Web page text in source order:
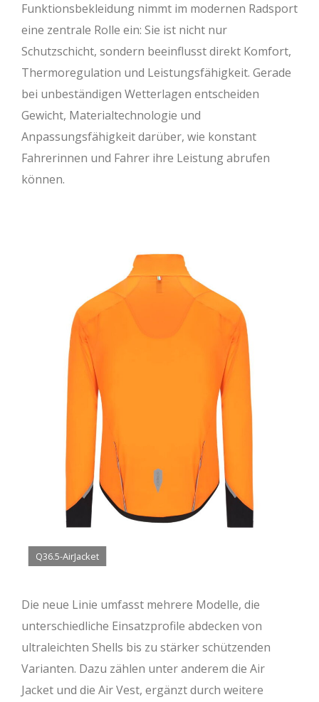
Funktionsbekleidung nimmt im modernen Radsport
eine zentrale Rolle ein: Sie ist nicht nur
Schutzschicht, sondern beeinflusst direkt Komfort,
Thermoregulation und Leistungsfähigkeit. Gerade
bei unbeständigen Wetterlagen entscheiden
Gewicht, Materialtechnologie und
Anpassungsfähigkeit darüber, wie konstant
Fahrerinnen und Fahrer ihre Leistung abrufen
können.
Q36.5-AirJacket
Die neue Linie umfasst mehrere Modelle, die
unterschiedliche Einsatzprofile abdecken von
ultraleichten Shells bis zu stärker schützenden
Varianten. Dazu zählen unter anderem die Air
Jacket und die Air Vest, ergänzt durch weitere